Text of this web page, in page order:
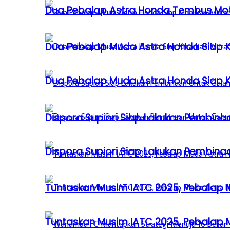
Dua Pebalap Muda Astra Honda Siap
Dispora Supiori Siap Lakukan
Tuntaskan Musim IATC 2025,
Dua Pebalap Astra Honda Tembus
Dua Pebalap Muda Astra Honda Siap
Dispora Supiori Siap Lakukan
Tuntaskan Musim IATC 2025,